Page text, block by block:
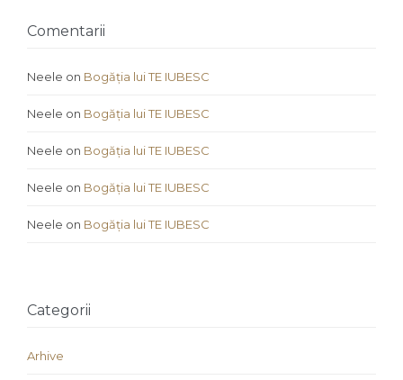
Comentarii
Neele on Bogăția lui TE IUBESC
Neele on Bogăția lui TE IUBESC
Neele on Bogăția lui TE IUBESC
Neele on Bogăția lui TE IUBESC
Neele on Bogăția lui TE IUBESC
Categorii
Arhive